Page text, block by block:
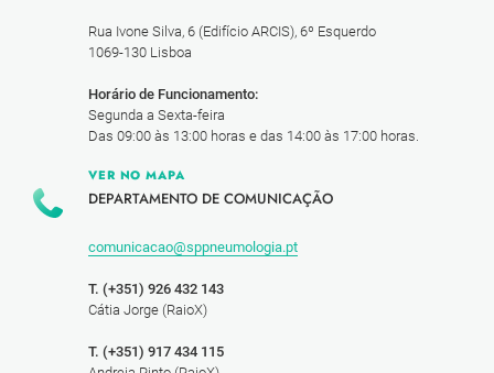
Rua Ivone Silva, 6 (Edifício ARCIS), 6º Esquerdo
1069-130 Lisboa
Horário de Funcionamento:
Segunda a Sexta-feira
Das 09:00 às 13:00 horas e das 14:00 às 17:00 horas.
VER NO MAPA
DEPARTAMENTO DE COMUNICAÇÃO
comunicacao@sppneumologia.pt
T. (+351) 926 432 143
Cátia Jorge (RaioX)
T. (+351) 917 434 115